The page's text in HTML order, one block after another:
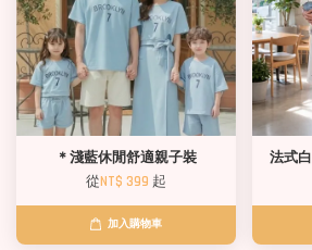
＊淺藍休閒舒適親子裝
從NT$ 399 起
加入購物車
法式